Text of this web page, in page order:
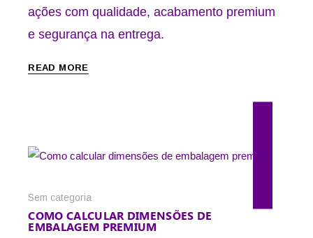
ações com qualidade, acabamento premium
e segurança na entrega.
READ MORE
Sem categoria
COMO CALCULAR DIMENSÕES DE
EMBALAGEM PREMIUM